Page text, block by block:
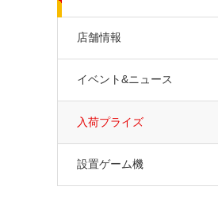
店舗情報
イベント&ニュース
入荷プライズ
設置ゲーム機